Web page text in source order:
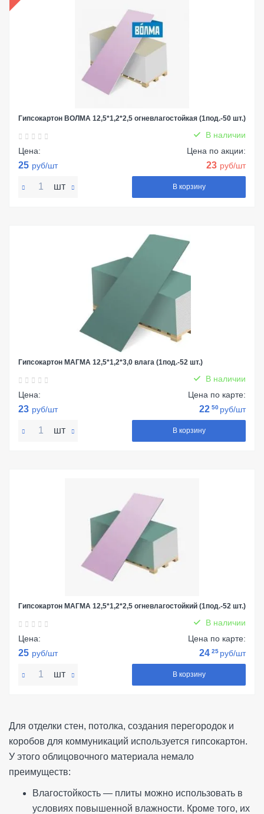
Гипсокартон ВОЛМА 12,5*1,2*2,5 огневлагостойкая (1под.-50 шт.)
В наличии
Цена:
25 руб/шт
Цена по акции:
23 руб/шт
шт В корзину
Гипсокартон МАГМА 12,5*1,2*3,0 влага (1под.-52 шт.)
В наличии
Цена:
23 руб/шт
Цена по карте:
22 50 руб/шт
шт В корзину
Гипсокартон МАГМА 12,5*1,2*2,5 огневлагостойкий (1под.-52 шт.)
В наличии
Цена:
25 руб/шт
Цена по карте:
24 25 руб/шт
шт В корзину
Для отделки стен, потолка, создания перегородок и
коробов для коммуникаций используется гипсокартон.
У этого облицовочного материала немало
преимуществ:
Влагостойкость — плиты можно использовать в
условиях повышенной влажности. Кроме того, их